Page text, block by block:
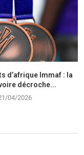
d’afrique Immaf : la
décroche...
04/2026